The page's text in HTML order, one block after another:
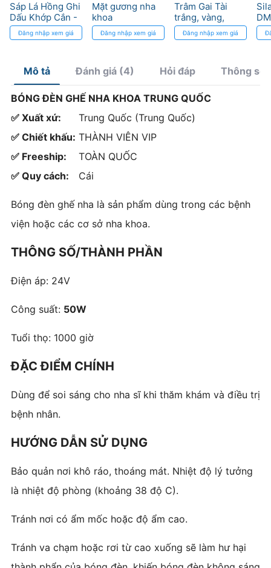
Sáp Lá Hồng Ghi
Dấu Khớp Cắn -
Độ Chính Xác
Cao
Đăng nhập xem giá
Mặt gương nha
khoa
Đăng nhập xem giá
Trâm Gai Tài
trắng, vàng,
xanh: Dụng Cụ
Chuyên Dụng
Đăng nhập xem giá
lấy
Mô tả Đánh giá (4) Hỏi đáp Thông
BÓNG ĐÈN GHẾ NHA KHOA TRUNG QUỐC
✅ Xuất xứ:
Trung Quốc (Trung Quốc)
✅ Chiết khấu: THÀNH VIÊN VIP
✅ Freeship:
TOÀN QUỐC
✅ Quy cách:
Cái
Bóng đèn ghế nha là sản phẩm dùng trong các bệnh
viện hoặc các cơ sở nha khoa.
THÔNG SỐ/THÀNH PHẦN
Điện áp: 24V
Công suất: 50W
Tuổi thọ: 1000 giờ
ĐẶC ĐIỂM CHÍNH
Dùng để soi sáng cho nha sĩ khi thăm khám và điều trị
bệnh nhân.
HƯỚNG DẪN SỬ DỤNG
Bảo quản nơi khô ráo, thoáng mát. Nhiệt độ lý tưởng
là nhiệt độ phòng (khoảng 38 độ C).
Tránh nơi có ẩm mốc hoặc độ ẩm cao.
Tránh va chạm hoặc rơi từ cao xuống sẽ làm hư hại